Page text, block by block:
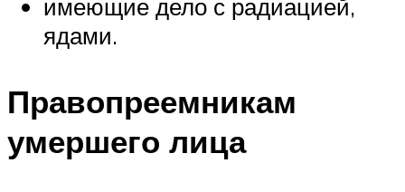
имеющие дело с радиацией,
ядами.
Правопреемникам
умершего лица